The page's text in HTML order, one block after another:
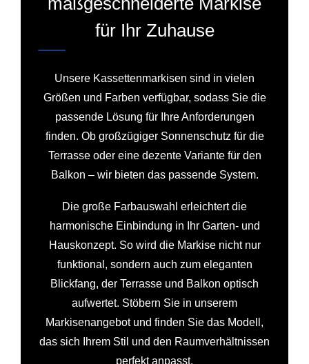
für Ihr Zuhause
Unsere Kassettenmarkisen sind in vielen
Größen und Farben verfügbar, sodass Sie die
passende Lösung für Ihre Anforderungen
finden. Ob großzügiger Sonnenschutz für die
Terrasse oder eine dezente Variante für den
Balkon – wir bieten das passende System.
Die große Farbauswahl erleichtert die
harmonische Einbindung in Ihr Garten- und
Hauskonzept. So wird die Markise nicht nur
funktional, sondern auch zum eleganten
Blickfang, der Terrasse und Balkon optisch
aufwertet. Stöbern Sie in unserem
Markisenangebot und finden Sie das Modell,
das sich Ihrem Stil und den Raumverhältnissen
perfekt anpasst.